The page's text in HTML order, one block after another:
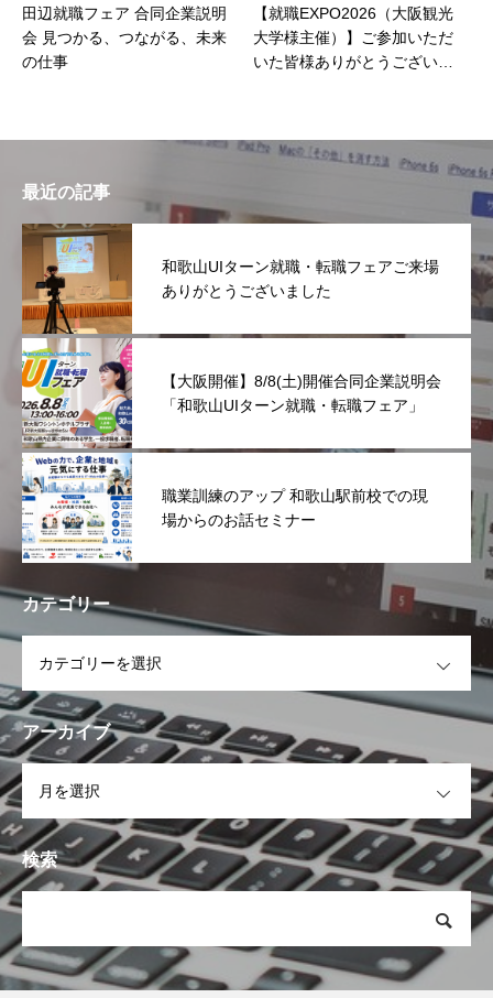
田辺就職フェア 合同企業説明
会 見つかる、つながる、未来
の仕事
【就職EXPO2026（大阪観光
大学様主催）】ご参加いただ
いた皆様ありがとうございま
最近の記事
和歌山UIターン就職・転職フェアご来場
ありがとうございました
【大阪開催】8/8(土)開催合同企業説明会
「和歌山UIターン就職・転職フェア」
職業訓練のアップ 和歌山駅前校での現
場からのお話セミナー
カテゴリー
アーカイブ
検索